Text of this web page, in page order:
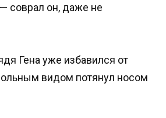
соврал он, даже не
Гена уже избавился от
видом потянул носом